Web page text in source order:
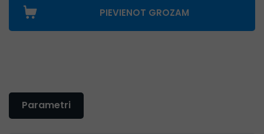
PIEVIENOT GROZAM
Parametri